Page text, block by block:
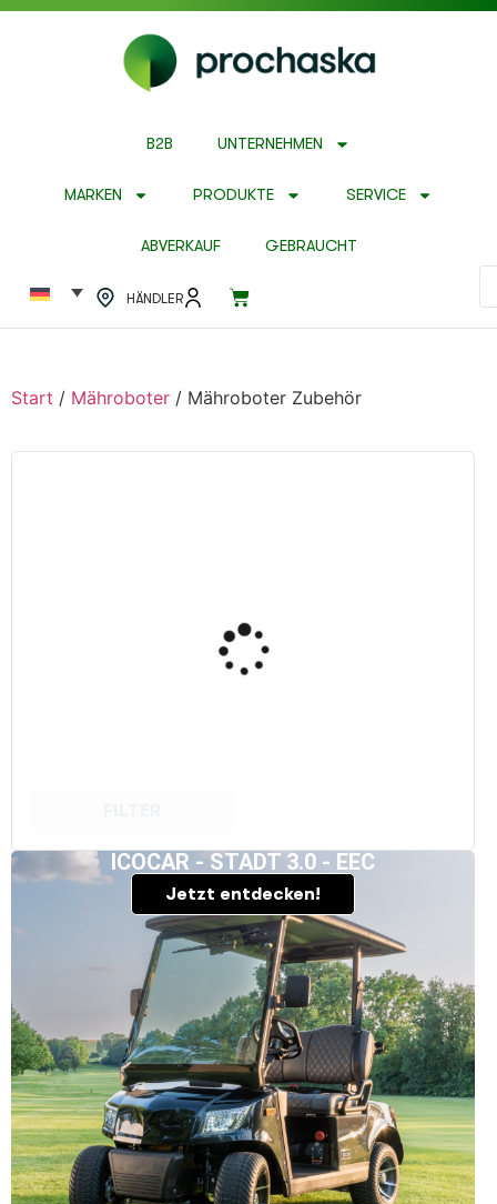
B2B UNTERNEHMEN
MARKEN PRODUKTE SERVICE
ABVERKAUF GEBRAUCHT
HÄNDLER
Start / Mähroboter / Mähroboter Zubehör
ICOCAR - STADT 3.0 - EEC
Jetzt entdecken!